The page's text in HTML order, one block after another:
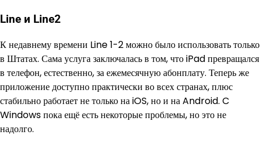
Line и Line2
К недавнему времени Line 1-2 можно было использовать только
в Штатах. Сама услуга заключалась в том, что iPad превращался
в телефон, естественно, за ежемесячную абонплату. Теперь же
приложение доступно практически во всех странах, плюс
стабильно работает не только на iOS, но и на Android. C
Windows пока ещё есть некоторые проблемы, но это не
надолго.